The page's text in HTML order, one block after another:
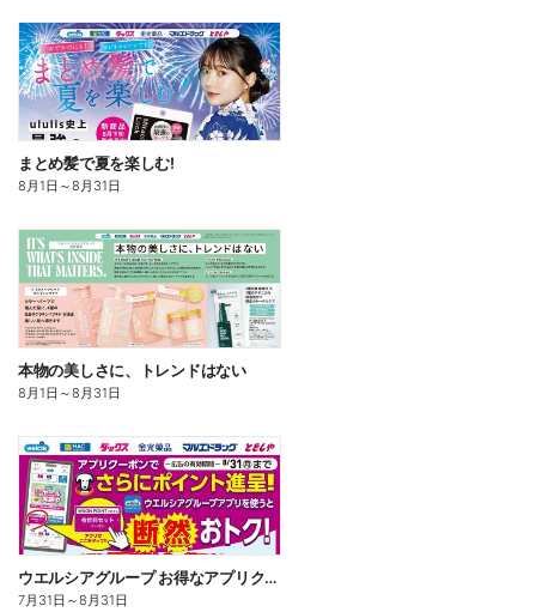
まとめ髪で夏を楽しむ!
8月1日 ～8月31日
本物の美しさに、トレンドはない
8月1日 ～8月31日
ウエルシアグループ お得なアプリクーポン
7月31日 ～8月31日